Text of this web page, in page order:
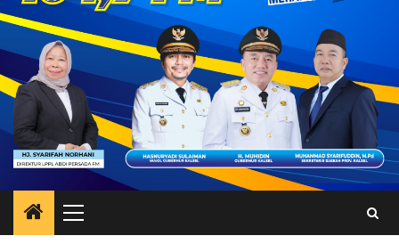
Primary
Menu